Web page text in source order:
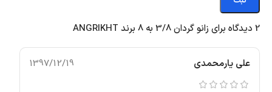
2 دیدگاه برای زانو گردان 3/8 به 8 برند ANGRIKHT
علی یارمحمدی 1397/12/19